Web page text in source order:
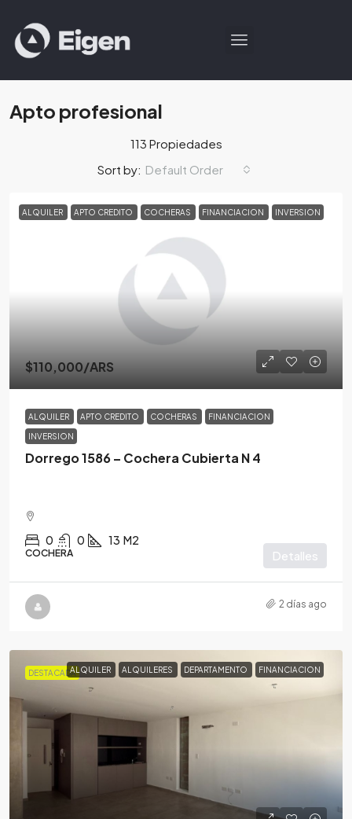
Apto profesional
113 Propiedades
Sort by: Default Order
ALQUILER APTO CREDITO COCHERAS FINANCIACION INVERSION
$110,000/ARS
ALQUILER APTO CREDITO COCHERAS FINANCIACION
INVERSION
Dorrego 1586 – Cochera Cubierta N 4
0 0 13 M2
COCHERA Detalles
2 días ago
DESTACADAALQUILER ALQUILERES DEPARTAMENTO FINANCIACION